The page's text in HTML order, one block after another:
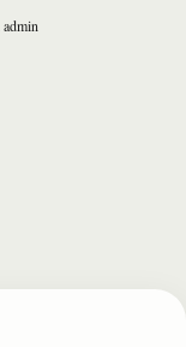
admin